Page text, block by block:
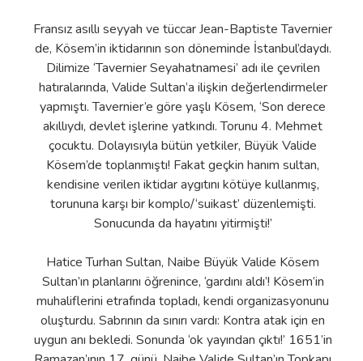
Fransız asıllı seyyah ve tüccar Jean-Baptiste Tavernier
de, Kösem’in iktidarının son döneminde İstanbul’daydı.
Dilimize ‘Tavernier Seyahatnamesi’ adı ile çevrilen
hatıralarında, Valide Sultan’a ilişkin değerlendirmeler
yapmıştı. Tavernier’e göre yaşlı Kösem, ‘Son derece
akıllıydı, devlet işlerine yatkındı. Torunu 4. Mehmet
çocuktu. Dolayısıyla bütün yetkiler, Büyük Valide
Kösem’de toplanmıştı! Fakat geçkin hanım sultan,
kendisine verilen iktidar aygıtını kötüye kullanmış,
torununa karşı bir komplo/‘suikast’ düzenlemişti.
Sonucunda da hayatını yitirmişti!’
Hatice Turhan Sultan, Naibe Büyük Valide Kösem
Sultan’ın planlarını öğrenince, ‘gardını aldı’! Kösem’in
muhaliflerini etrafında topladı, kendi organizasyonunu
oluşturdu. Sabrının da sınırı vardı: Kontra atak için en
uygun anı bekledi. Sonunda ‘ok yayından çıktı!’ 1651’in